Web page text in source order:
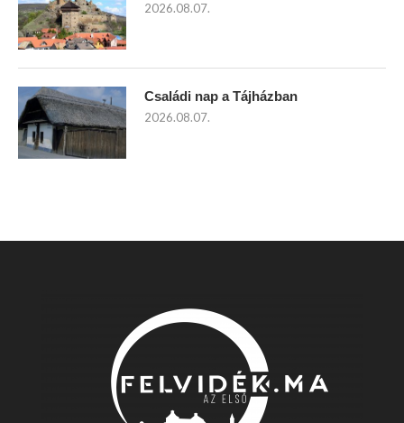
2026.08.07.
Családi nap a Tájházban
2026.08.07.